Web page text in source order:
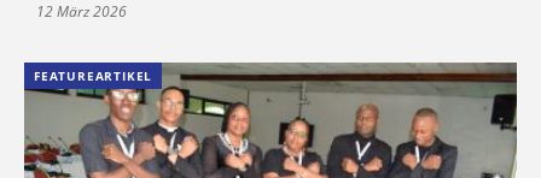
12 März 2026
FEATUREARTIKEL